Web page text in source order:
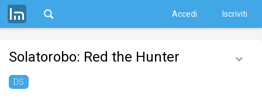
Accedi Iscriviti
Solatorobo: Red the Hunter
DS